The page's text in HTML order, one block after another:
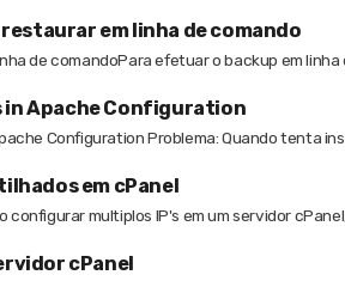
em linha de comando
de comandoPara efetuar o backup em linha
in Apache Configuration
Configuration Problema: Quando tenta
em cPanel
multiplos IP's em um servidor cPanel,
cPanel